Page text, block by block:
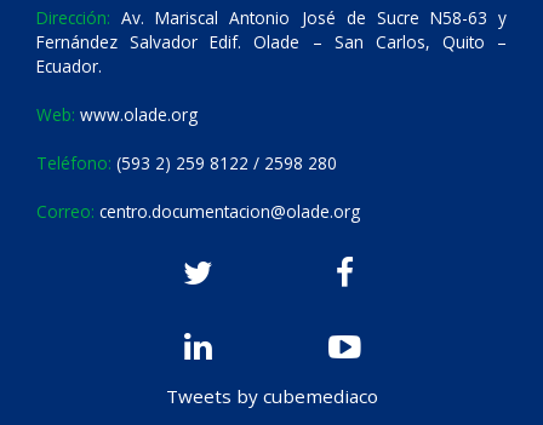
Dirección: Av. Mariscal Antonio José de Sucre N58-63 y
Fernández Salvador Edif. Olade – San Carlos, Quito –
Ecuador.
Web: www.olade.org
Teléfono: (593 2) 259 8122 / 2598 280
Correo: centro.documentacion@olade.org
Tweets by cubemediaco